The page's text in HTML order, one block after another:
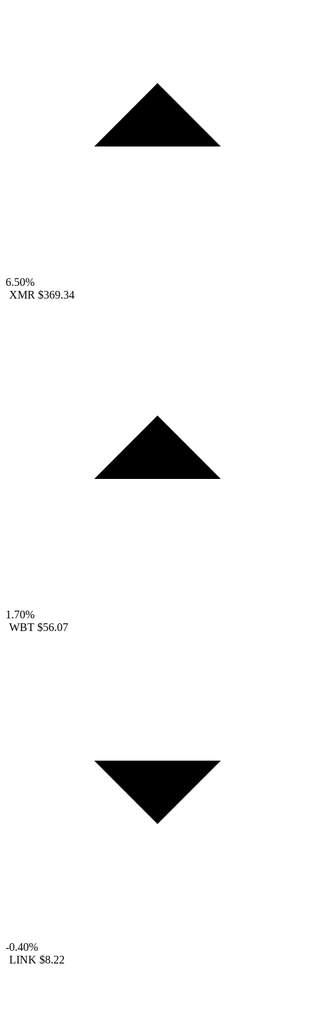
6.50%
XMR $369.34
1.70%
WBT $56.07
-0.40%
LINK $8.22